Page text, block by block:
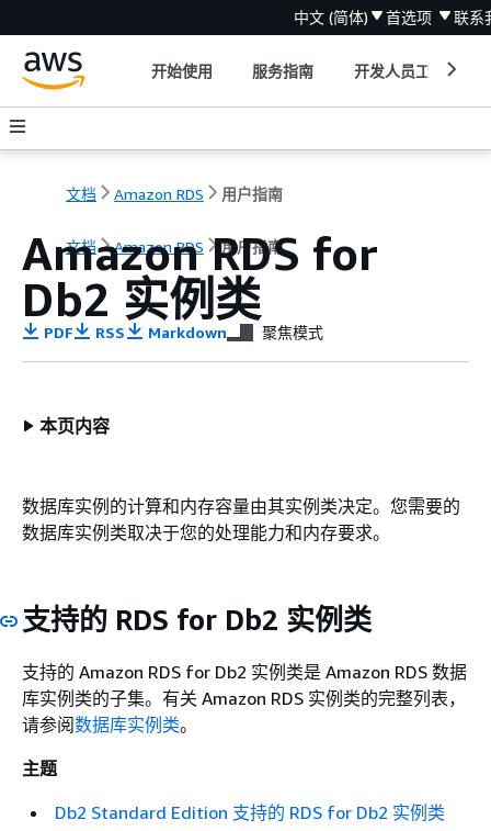
中文 (简体) 首选项 联系
开始使用 服务指南 开发人员工具
文档 Amazon RDS 用户指南
文档 Amazon RDS 用户指南
Amazon RDS for
Db2 实例类
PDF RSS Markdown 聚焦模式
本页内容
数据库实例的计算和内存容量由其实例类决定。您需要的
数据库实例类取决于您的处理能力和内存要求。
支持的 RDS for Db2 实例类
支持的 Amazon RDS for Db2 实例类是 Amazon RDS 数据
库实例类的子集。有关 Amazon RDS 实例类的完整列表，
请参阅数据库实例类。
主题
Db2 Standard Edition 支持的 RDS for Db2 实例类